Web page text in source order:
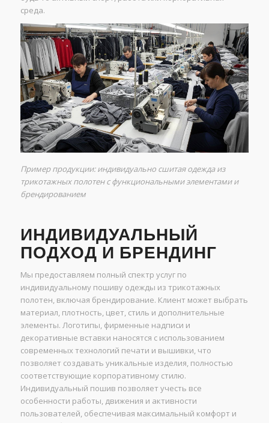
среда.
Пример продукции: индивидуально сшитая одежда из
трикотажных полотен с функциональными элементами и
брендированием
ИНДИВИДУАЛЬНЫЙ
ПОДХОД И БРЕНДИНГ
Мы предоставляем полный спектр услуг по
индивидуальному пошиву одежды из трикотажных
полотен, включая брендирование. Клиент может выбрать
материал, плотность, цвет, стиль и дополнительные
элементы. Логотипы, фирменные надписи и
декоративные вставки наносятся с использованием
современных технологий печати и вышивки, что
позволяет создавать уникальные изделия, полностью
соответствующие корпоративному стилю.
Индивидуальный пошив позволяет учесть все
особенности работы, движения и активности
пользователей, обеспечивая максимальный комфорт и